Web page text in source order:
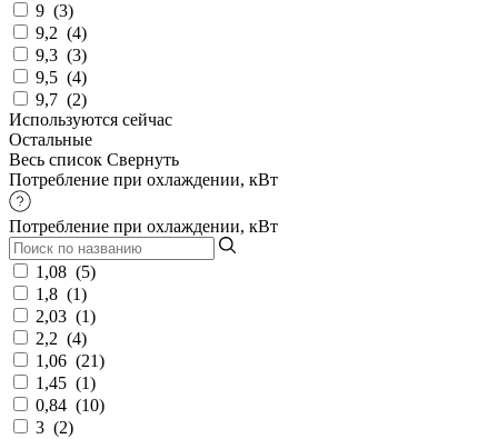
9 (3)
9,2 (4)
9,3 (3)
9,5 (4)
9,7 (2)
Используются сейчас
Остальные
Весь список Свернуть
Потребление при охлаждении, кВт
Потребление при охлаждении, кВт
1,08 (5)
1,8 (1)
2,03 (1)
2,2 (4)
1,06 (21)
1,45 (1)
0,84 (10)
3 (2)